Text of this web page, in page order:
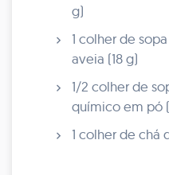
g)
1 colher de
aveia (18 g)
1/2 colher de
químico em pó
1 colher de chá